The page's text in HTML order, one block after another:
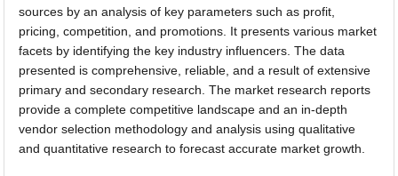
sources by an analysis of key parameters such as profit,
pricing, competition, and promotions. It presents various market
facets by identifying the key industry influencers. The data
presented is comprehensive, reliable, and a result of extensive
primary and secondary research. The market research reports
provide a complete competitive landscape and an in-depth
vendor selection methodology and analysis using qualitative
and quantitative research to forecast accurate market growth.